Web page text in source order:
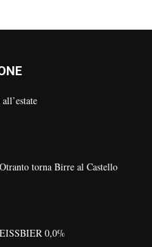
torna Birre al Castello
0,0%